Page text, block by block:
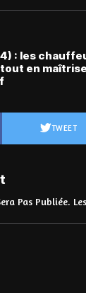
: les
en
TWEET
Pas Publiée.